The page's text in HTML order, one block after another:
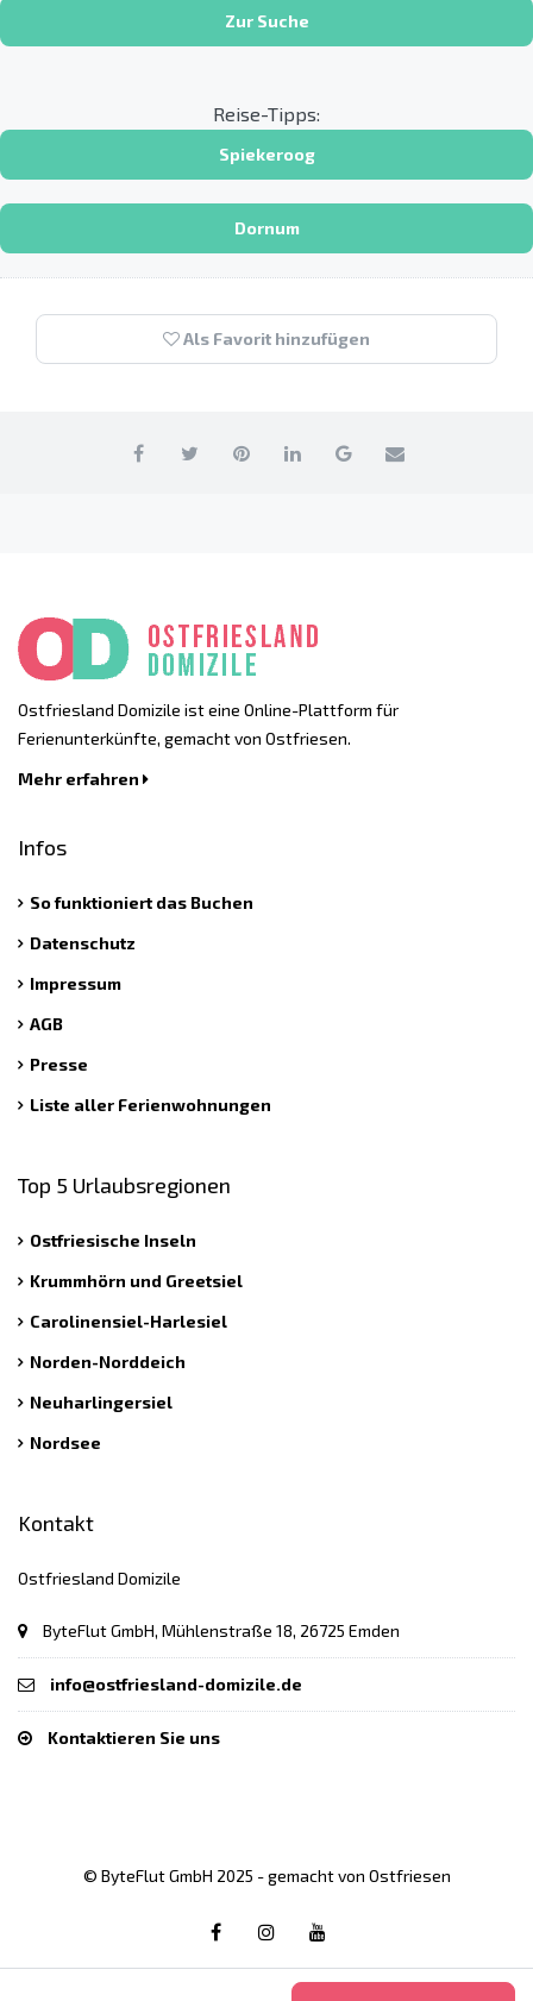
Zur Suche
Reise-Tipps:
Spiekeroog
Dornum
Als Favorit hinzufügen
Ostfriesland Domizile ist eine Online-Plattform für
Ferienunterkünfte, gemacht von Ostfriesen.
Mehr erfahren
Infos
So funktioniert das Buchen
Datenschutz
Impressum
AGB
Presse
Liste aller Ferienwohnungen
Top 5 Urlaubsregionen
Ostfriesische Inseln
Krummhörn und Greetsiel
Carolinensiel-Harlesiel
Norden-Norddeich
Neuharlingersiel
Nordsee
Kontakt
Ostfriesland Domizile
ByteFlut GmbH, Mühlenstraße 18, 26725 Emden
info@ostfriesland-domizile.de
Kontaktieren Sie uns
© ByteFlut GmbH 2025 - gemacht von Ostfriesen